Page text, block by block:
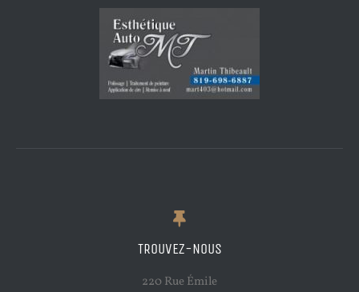
TROUVEZ-NOUS
220 Rue Émile